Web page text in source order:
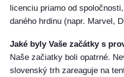
licenciu priamo od
daného hrdinu (napr. Marvel,
Jaké byly Vaše začátky s
Naše začiatky boli opatrné.
slovenský trh zareaguje na